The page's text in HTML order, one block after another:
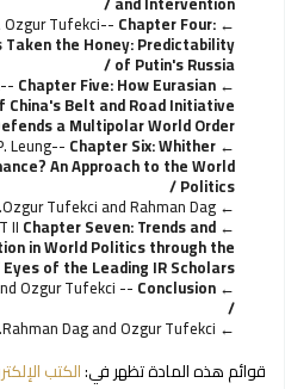
Ozgur Tufekci-- Chapter Four:
Taken the Honey: Predictability
of Putin's Russia /
Chapter Five: How Eurasian
Belt and Road Initiative
a Multipolar World Order /
Leung-- Chapter Six: Whither
An Approach to the World
Politics /
Ozgur Tufekci and Rahman Dag.
II Chapter Seven: Trends and
in World Politics through the
Eyes of the Leading IR Scholars /
Ozgur Tufekci -- Conclusion
/
Rahman Dag and Ozgur Tufekci.
قوائم هذه المادة تظهر في:الكتب